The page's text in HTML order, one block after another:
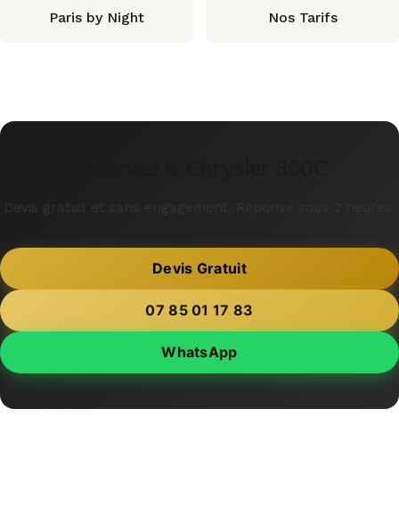
Paris by Night Nos Tarifs
Devis gratuit et sans engagement. Reponse sous 2 heures.
Devis Gratuit
07 85 01 17 83
WhatsApp